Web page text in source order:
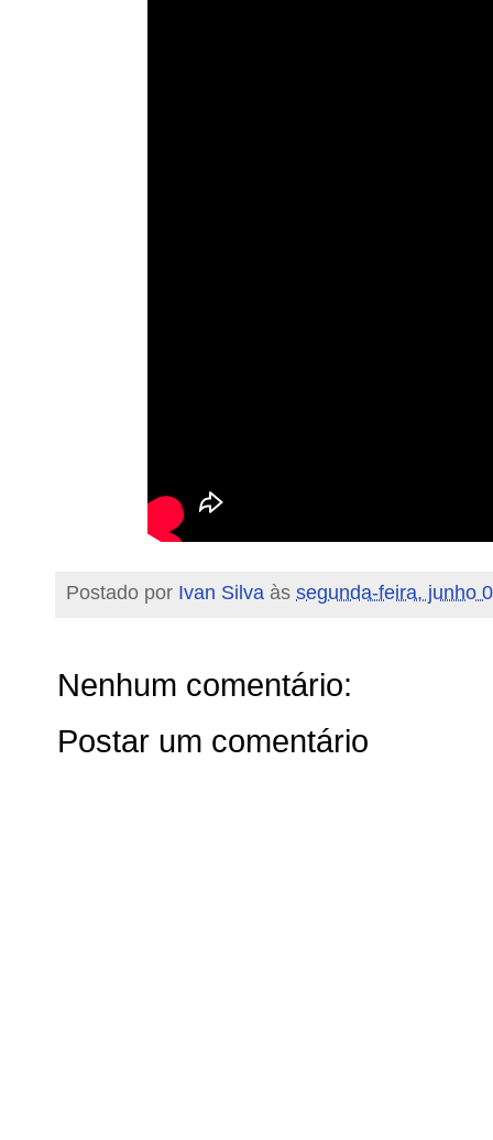
Postado por Ivan Silva às segunda-feira, junho
Nenhum comentário:
Postar um comentário